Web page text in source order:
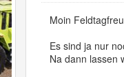
Moin
Es sind ja nur
Na dann lassen